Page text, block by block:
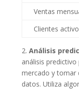
Ventas
Clientes⁤
2. Análisis
análisis
mercado y tomar
datos. Utiliza